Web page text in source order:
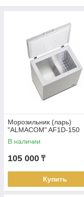
Морозильник (ларь)
"ALMACOM" AF1D-150
В наличии
105 000 ₸
Купить